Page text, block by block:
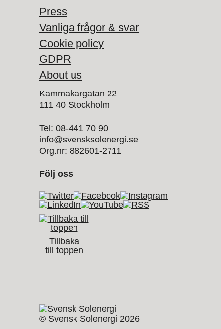
Press
Vanliga frågor & svar
Cookie policy
GDPR
About us
Kammakargatan 22
111 40 Stockholm
Tel: 08-441 70 90
info@svensksolenergi.se
Org.nr: 882601-2711
Följ oss
Tillbaka
till toppen
© Svensk Solenergi 2026